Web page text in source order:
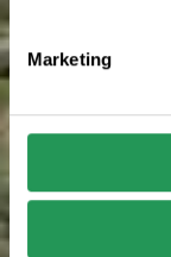
Marketing